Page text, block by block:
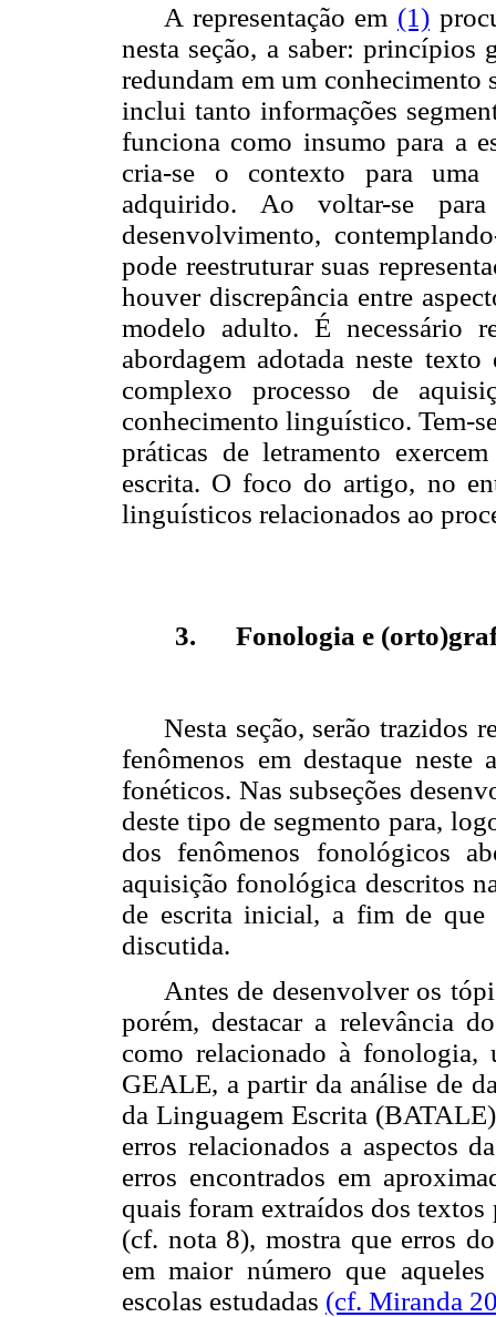
A representação em (1)
nesta seção, a saber:
redundam em um
inclui tanto informações
funciona como insumo para a
cria-se o contexto para uma
adquirido. Ao voltar-se
desenvolvimento,
pode reestruturar suas
houver discrepância entre
modelo adulto. É necessário
abordagem adotada neste
complexo processo de
conhecimento linguístico. Tem-
práticas de letramento
escrita. O foco do artigo, no
linguísticos relacionados ao
3. Fonologia e
Nesta seção, serão trazidos
fenômenos em destaque
fonéticos. Nas subseções
deste tipo de segmento para,
dos fenômenos fonológicos
aquisição fonológica descritos
de escrita inicial, a fim de que
discutida.
Antes de desenvolver os
porém, destacar a relevância
como relacionado à fonologia,
GEALE, a partir da análise de
da Linguagem Escrita (BATALE)
erros relacionados a aspectos
erros encontrados em
quais foram extraídos dos
(cf. nota 8), mostra que erros
em maior número que
escolas estudadas (cf. Miranda